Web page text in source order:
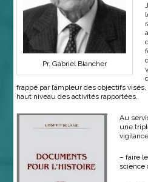
Pr. Gabriel Blancher
frappé par l’ampleur des objectifs
haut niveau des activités rapportées.
Au
une
– faire
science